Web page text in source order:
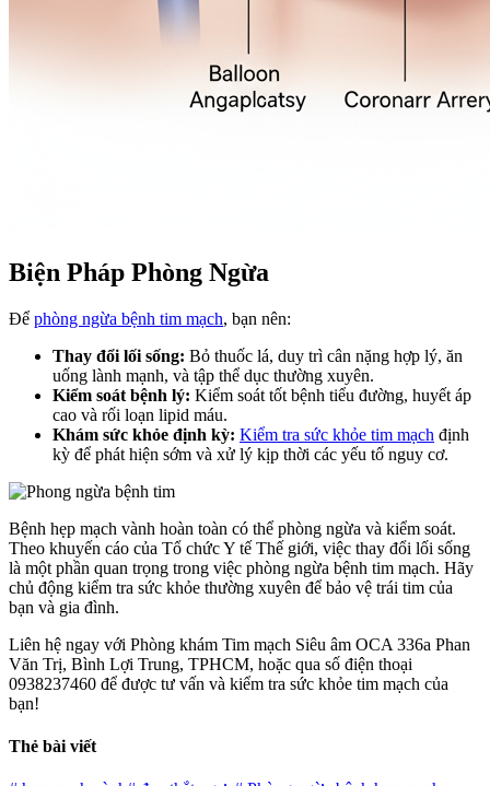
Biện Pháp Phòng Ngừa
Để phòng ngừa bệnh tim mạch, bạn nên:
Thay đổi lối sống: Bỏ thuốc lá, duy trì cân nặng hợp lý, ăn
uống lành mạnh, và tập thể dục thường xuyên.
Kiểm soát bệnh lý: Kiểm soát tốt bệnh tiểu đường, huyết áp
cao và rối loạn lipid máu.
Khám sức khỏe định kỳ: Kiểm tra sức khỏe tim mạch định
kỳ để phát hiện sớm và xử lý kịp thời các yếu tố nguy cơ.
Bệnh hẹp mạch vành hoàn toàn có thể phòng ngừa và kiểm soát.
Theo khuyến cáo của Tổ chức Y tế Thế giới, việc thay đổi lối sống
là một phần quan trọng trong việc phòng ngừa bệnh tim mạch. Hãy
chủ động kiểm tra sức khỏe thường xuyên để bảo vệ trái tim của
bạn và gia đình.
Liên hệ ngay với Phòng khám Tim mạch Siêu âm OCA 336a Phan
Văn Trị, Bình Lợi Trung, TPHCM, hoặc qua số điện thoại
0938237460 để được tư vấn và kiểm tra sức khỏe tim mạch của
bạn!
Thẻ bài viết